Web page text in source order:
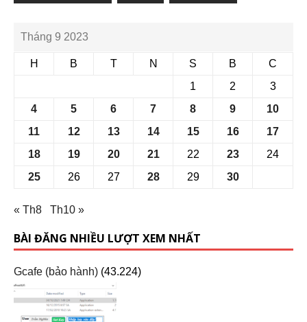
Tháng 9 2023
H B T N S B
C
1
2
3
4
5 6 7 8 9
10
11
12 13 14 15 16
17
18
19 20 21 22 23
24
25
26 27 28 29 30
« Th8 Th10 »
BÀI ĐĂNG NHIỀU LƯỢT XEM NHẤT
Gcafe (bảo hành) (43.224)